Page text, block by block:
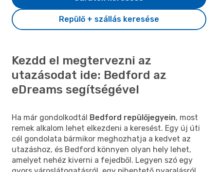
Repülő + szállás keresése
Kezdd el megtervezni az
utazásodat ide: Bedford az
eDreams segítségével
Ha már gondolkodtál Bedford repülőjegyein, most
remek alkalom lehet elkezdeni a keresést. Egy új úti
cél gondolata bármikor meghozhatja a kedvet az
utazáshoz, és Bedford könnyen olyan hely lehet,
amelyet nehéz kiverni a fejedből. Legyen szó egy